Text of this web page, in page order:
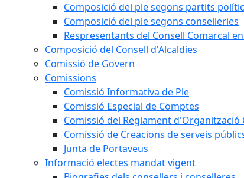
Composició del ple segons partits
Composició del ple segons conselleries
Respresentants del Consell Comarcal
Composició del Consell d'Alcaldies
Comissió de Govern
Comissions
Comissió Informativa de Ple
Comissió Especial de Comptes
Comissió del Reglament d'Organització
Comissió de Creacions de serveis
Junta de Portaveus
Informació electes mandat vigent